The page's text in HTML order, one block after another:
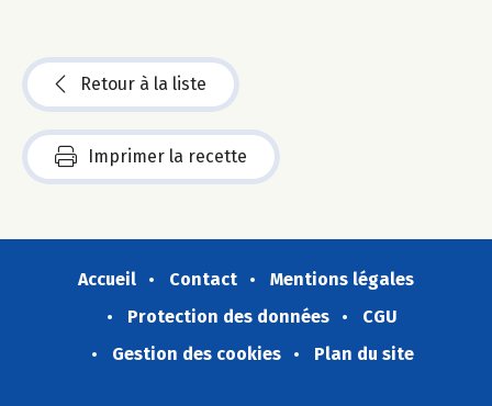
Retour à la liste
Imprimer la recette
Accueil Contact
Mentions légales
Protection des données
CGU
Gestion des cookies
Plan du site